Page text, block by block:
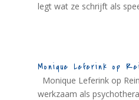
legt wat ze schrijft als
Monique Leferink op
Monique Leferink op
werkzaam als